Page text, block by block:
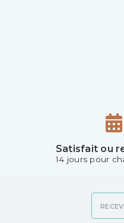
Satisfait ou
14 jours pour